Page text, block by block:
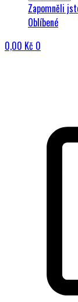
Zapomněli
Oblíbené
0,00 Kč 0